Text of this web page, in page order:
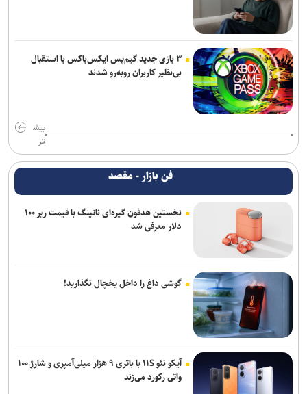
۳ بازی جدید گیم‌پس ایکس‌باکس با استقبال
بی‌نظیر کاربران روبه‌رو شدند
بیش
تر
فن بازار - مقصد
نخستین هدفون گیره‌ای ناتینگ با قیمت زیر ۱۰۰
دلار معرفی شد
گوشی داغ را داخل یخچال نگذارید!
آیکو نئو ۱۱S با باتری ۹ هزار میلی‌آمپری و شارژ ۱۰۰
واتی رکورد می‌زند